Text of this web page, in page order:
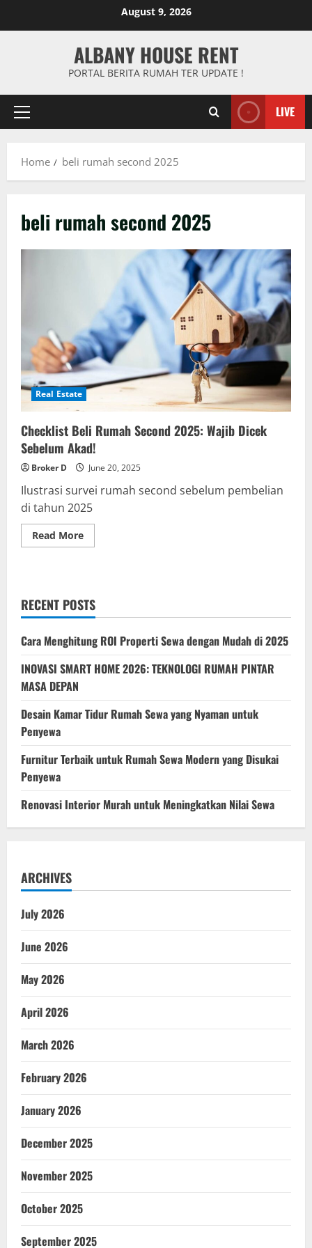
August 9, 2026
ALBANY HOUSE RENT
PORTAL BERITA RUMAH TER UPDATE !
Primary
LIVE
Home beli rumah second 2025
beli rumah second 2025
Real Estate
Checklist Beli Rumah Second 2025: Wajib Dicek
Sebelum Akad!
Broker D June 20, 2025
Ilustrasi survei rumah second sebelum pembelian
di tahun 2025
Read MoreRead
more
2025:
Wajib
Dicek
Akad!
RECENT POSTS
Cara Menghitung ROI Properti Sewa dengan Mudah di 2025
INOVASI SMART HOME 2026: TEKNOLOGI RUMAH PINTAR
MASA DEPAN
Desain Kamar Tidur Rumah Sewa yang Nyaman untuk
Penyewa
Furnitur Terbaik untuk Rumah Sewa Modern yang Disukai
Penyewa
Renovasi Interior Murah untuk Meningkatkan Nilai Sewa
ARCHIVES
July 2026
June 2026
May 2026
April 2026
March 2026
February 2026
January 2026
December 2025
November 2025
October 2025
September 2025